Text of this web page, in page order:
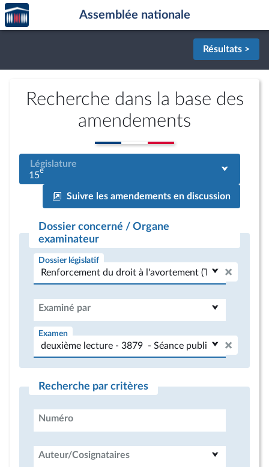
Aller au contenu
Aller en bas de la page
Accèder
à la
page
Assemblée nationale
Résultats >
Recherche dans la base des
amendements
Législature
15e
Suivre les amendements en discussion
Dossier concerné / Organe
examinateur
Dossier législatif
Examiné par
Examen
Recherche par critères
Numéro
Auteur/Cosignataires